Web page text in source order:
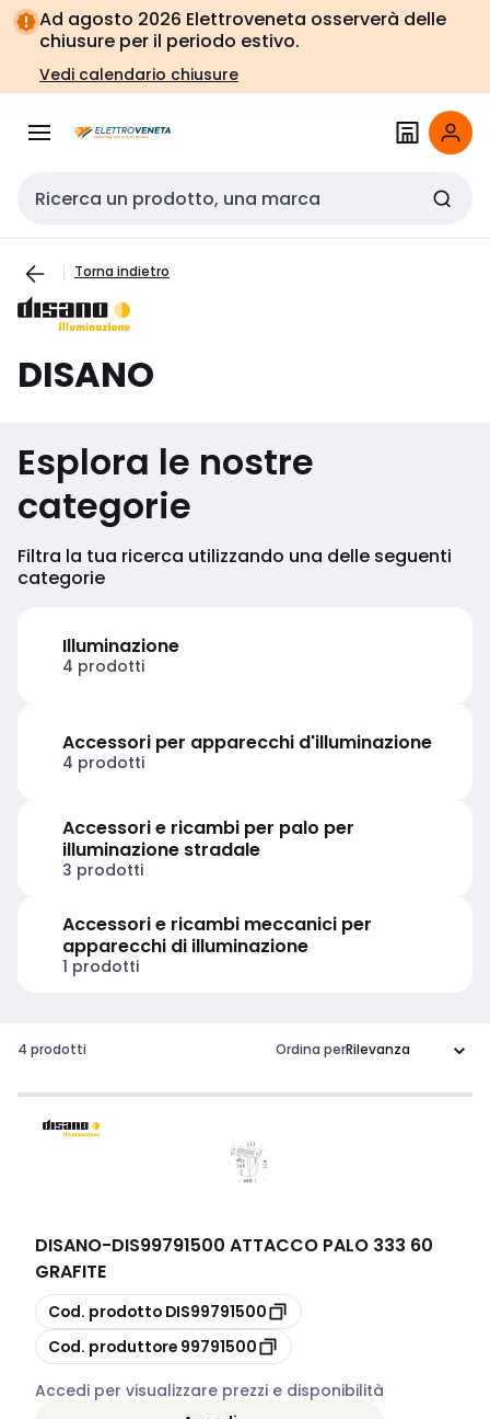
Vai alla
navigazione
Vai
alla
pagina
Ad agosto 2026 Elettroveneta osserverà delle
chiusure per il periodo estivo.
Vedi calendario chiusure
Cerca input
Torna indietro
DISANO
Esplora le nostre
categorie
Filtra la tua ricerca utilizzando una delle seguenti
categorie
Illuminazione
4 prodotti
Accessori per apparecchi d'illuminazione
4 prodotti
Accessori e ricambi per palo per
illuminazione stradale
3 prodotti
Accessori e ricambi meccanici per
apparecchi di illuminazione
1 prodotti
4 prodotti Ordina per
DISANO-DIS99791500 ATTACCO PALO 333 60
GRAFITE
copia
Cod. prodotto DIS99791500
copia
Cod. produttore 99791500
Accedi per visualizzare prezzi e disponibilità